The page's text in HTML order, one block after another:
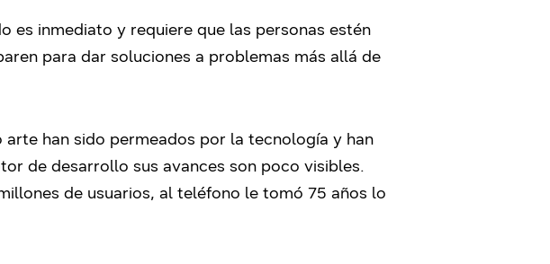
es inmediato y requiere que las personas estén
para dar soluciones a problemas más allá de
han sido permeados por la tecnología y han
de desarrollo sus avances son poco visibles.
de usuarios, al teléfono le tomó 75 años lo